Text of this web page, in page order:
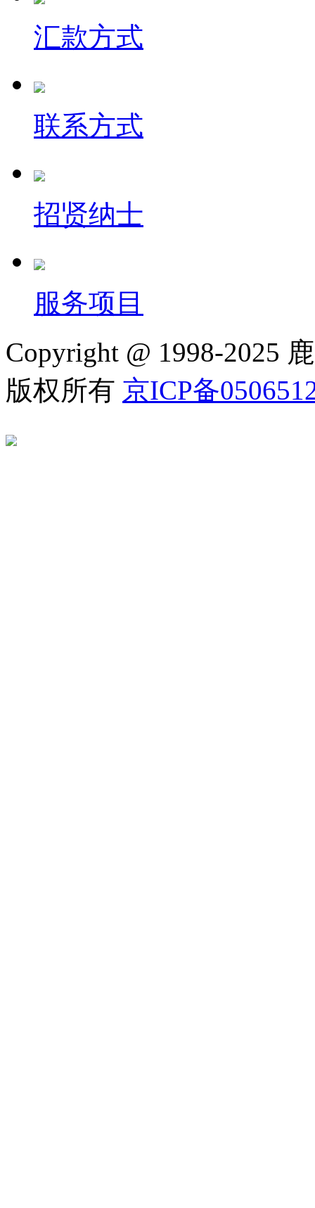
汇款方式
联系方式
招贤纳士
服务项目
Copyright @ 1998-2025
版权所有 京ICP备